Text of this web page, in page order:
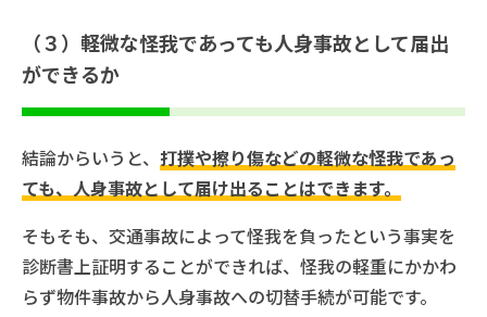
（３）軽微な怪我であっても人身事故として届出
ができるか
結論からいうと、 打撲や擦り傷などの軽微な怪我であっ
ても、人身事故として届け出ることはできます。
そもそも、交通事故によって怪我を負ったという事実を
診断書上証明することができれば、怪我の軽重にかかわ
らず物件事故から人身事故への切替手続が可能です。